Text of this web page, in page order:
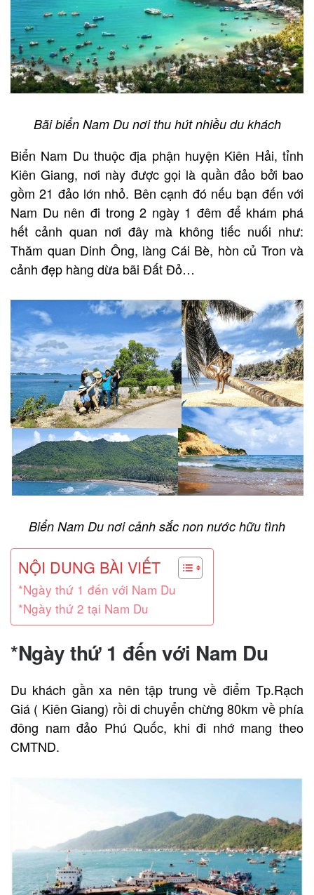
Bãi biển Nam Du nơi thu hút nhiều du khách
Biển Nam Du thuộc địa phận huyện Kiên Hải, tỉnh
Kiên Giang, nơi này được gọi là quần đảo bởi bao
gồm 21 đảo lớn nhỏ. Bên cạnh đó nếu bạn đến với
Nam Du nên đi trong 2 ngày 1 đêm để khám phá
hết cảnh quan nơi đây mà không tiếc nuối như:
Thăm quan Dinh Ông, làng Cái Bè, hòn củ Tron và
cảnh đẹp hàng dừa bãi Đất Đỏ…
Biển Nam Du nơi cảnh sắc non nước hữu tình
NỘI DUNG BÀI VIẾT
*Ngày thứ 1 đến với Nam Du
*Ngày thứ 2 tại Nam Du
*Ngày thứ 1 đến với Nam Du
Du khách gần xa nên tập trung về điểm Tp.Rạch
Giá ( Kiên Giang) rồi di chuyển chừng 80km về phía
đông nam đảo Phú Quốc, khi đi nhớ mang theo
CMTND.